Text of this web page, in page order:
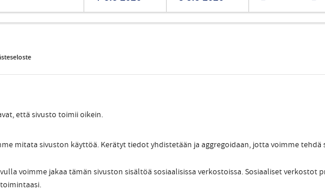
Romanian Turkish
että sivusto toimii oikein.
mitata sivuston käyttöä. Kerätyt tiedot yhdistetään ja aggregoidaan, jotta voimme tehdä
voimme jakaa tämän sivuston sisältöä sosiaalisissa verkostoissa. Sosiaaliset